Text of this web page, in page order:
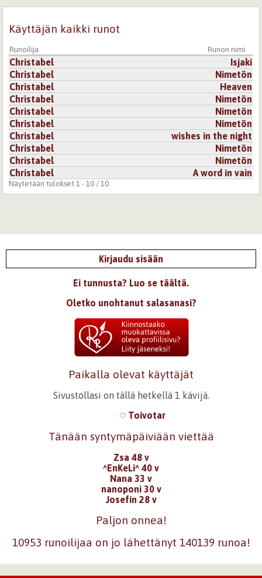
Käyttäjän kaikki runot
Runoilija Runon nimi
Christabel
Isjaki
Christabel
Nimetön
Christabel
Heaven
Christabel
Nimetön
Christabel
Nimetön
Christabel
Nimetön
Christabel
wishes in the night
Christabel
Nimetön
Christabel
Nimetön
Christabel
A word in vain
Näytetään tulokset 1 - 10 / 10
Kirjaudu sisään
Ei tunnusta? Luo se täältä.
Oletko unohtanut salasanasi?
Paikalla olevat käyttäjät
Sivustollasi on tällä hetkellä 1 kävijä.
Toivotar
Tänään syntymäpäiviään viettää
Zsa 48 v
^EnKeLi^ 40 v
Nana 33 v
nanoponi 30 v
Josefín 28 v
Paljon onnea!
10953 runoilijaa on jo lähettänyt 140139 runoa!